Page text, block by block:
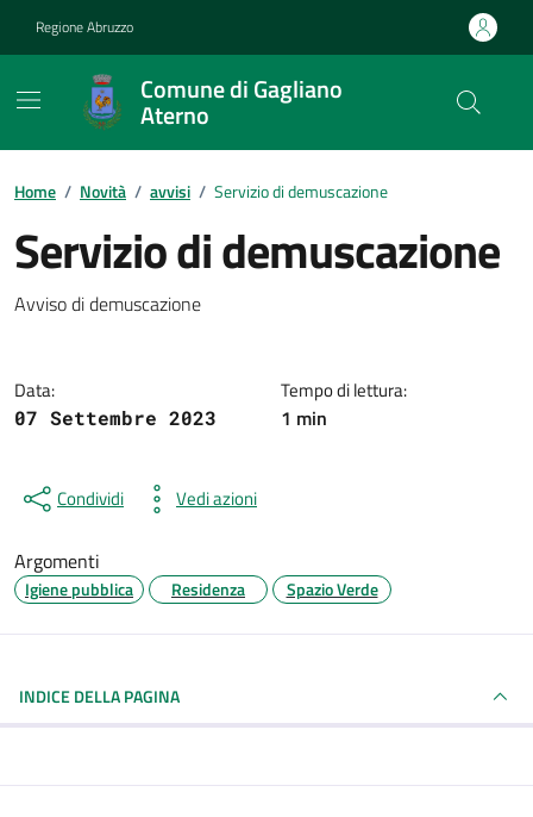
Regione Abruzzo
Comune di Gagliano
Aterno
Contenuti in evidenza
Home / Novità / avvisi / Servizio di demuscazione
Servizio di demuscazione
Dettagli della notizia
Avviso di demuscazione
Data:
07 Settembre 2023
Tempo di lettura:
1 min
Condividi Vedi azioni
Argomenti
Igiene pubblica Residenza Spazio Verde
INDICE DELLA PAGINA